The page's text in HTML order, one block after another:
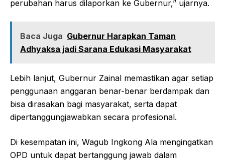
perubahan harus dilaporkan ke Gubernur,” ujarnya.
Baca Juga Gubernur Harapkan Taman
Adhyaksa jadi Sarana Edukasi Masyarakat
Lebih lanjut, Gubernur Zainal memastikan agar setiap
penggunaan anggaran benar-benar berdampak dan
bisa dirasakan bagi masyarakat, serta dapat
dipertanggungjawabkan secara profesional.
Di kesempatan ini, Wagub Ingkong Ala mengingatkan
OPD untuk dapat bertanggung jawab dalam